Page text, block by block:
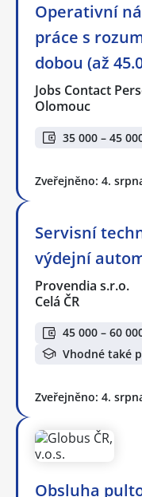
Operativní
práce s
dobou (až
Jobs Contact
Olomouc
35 000 – 45
Zveřejněno: 4.
Servisní
výdejní
Provendia s.r.o.
Celá ČR
45 000 – 60
Vhodné také
Zveřejněno: 4.
Obsluha